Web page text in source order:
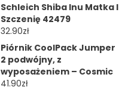
Schleich Shiba Inu Matka I
Szczenię 42479
32.90zł
Piórnik CoolPack Jumper
2 podwójny, z
wyposażeniem – Cosmic
41.90zł